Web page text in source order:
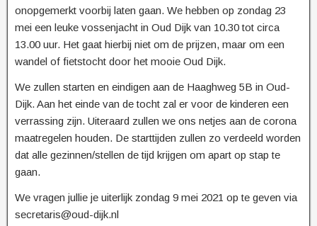
onopgemerkt voorbij laten gaan. We hebben op zondag 23
mei een leuke vossenjacht in Oud Dijk van 10.30 tot circa
13.00 uur. Het gaat hierbij niet om de prijzen, maar om een
wandel of fietstocht door het mooie Oud Dijk.
We zullen starten en eindigen aan de Haaghweg 5B in Oud-
Dijk. Aan het einde van de tocht zal er voor de kinderen een
verrassing zijn. Uiteraard zullen we ons netjes aan de corona
maatregelen houden. De starttijden zullen zo verdeeld worden
dat alle gezinnen/stellen de tijd krijgen om apart op stap te
gaan.
We vragen jullie je uiterlijk zondag 9 mei 2021 op te geven via
secretaris@oud-dijk.nl